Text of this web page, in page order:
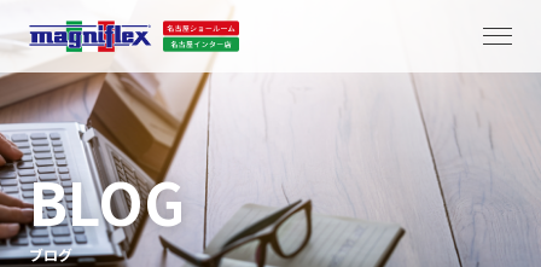
BLOG
ブログ